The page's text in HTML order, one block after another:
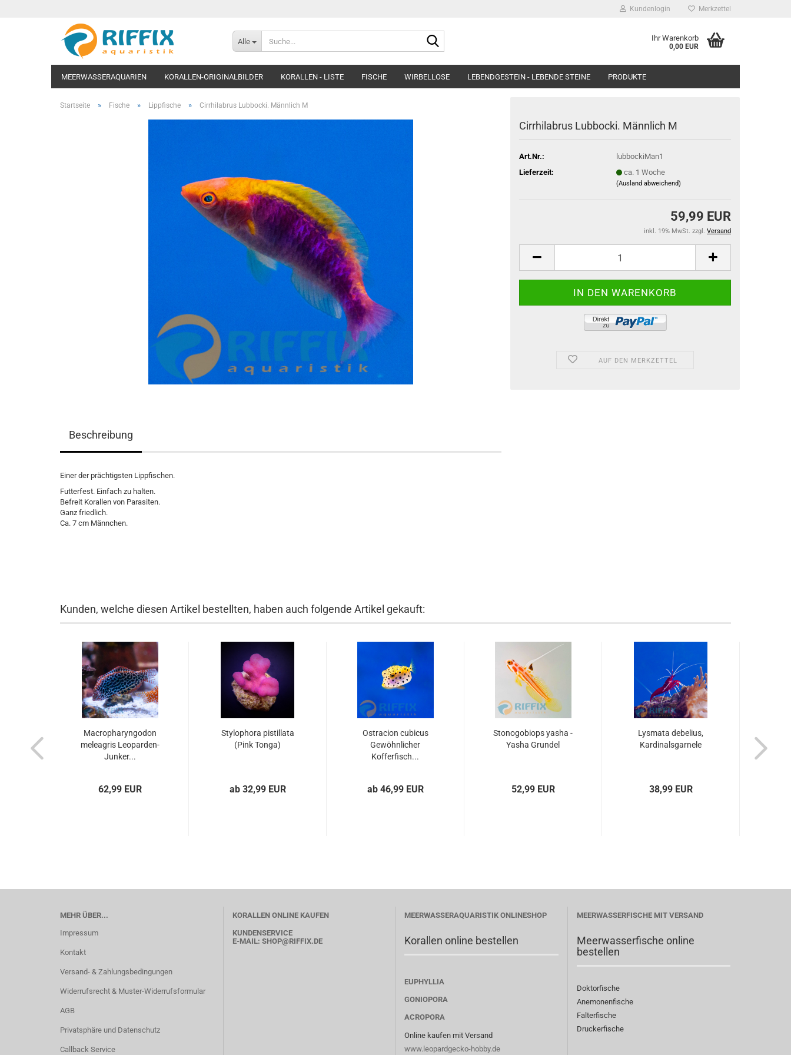
Kundenlogin Merkzettel
Alle Ihr Warenkorb
0,00 EUR
MEERWASSERAQUARIEN KORALLEN-ORIGINALBILDER KORALLEN - LISTE FISCHE WIRBELLOSE LEBENDGESTEIN - LEBENDE STEINE PRODUKTE
Startseite » Fische » Lippfische » Cirrhilabrus Lubbocki. Männlich M
Cirrhilabrus Lubbocki. Männlich M
Art.Nr.:
lubbockiMan1
Lieferzeit:
ca. 1 Woche
(Ausland abweichend)
59,99 EUR
inkl. 19% MwSt. zzgl. Versand
AUF DEN MERKZETTEL
Beschreibung
Einer der prächtigsten Lippfischen.
Futterfest. Einfach zu halten.
Befreit Korallen von Parasiten.
Ganz friedlich.
Ca. 7 cm Männchen.
Kunden, welche diesen Artikel bestellten, haben auch folgende Artikel gekauft:
Macropharyngodon
meleagris Leoparden-
Junker...
62,99 EUR
Stylophora pistillata
(Pink Tonga)
ab 32,99 EUR
Ostracion cubicus
Gewöhnlicher
Kofferfisch...
ab 46,99 EUR
Stonogobiops yasha -
Yasha Grundel
52,99 EUR
Lysmata debelius,
Kardinalsgarnele
38,99 EUR
MEHR ÜBER...
Impressum
Kontakt
Versand- & Zahlungsbedingungen
Widerrufsrecht & Muster-Widerrufsformular
AGB
Privatsphäre und Datenschutz
Callback Service
KORALLEN ONLINE KAUFEN
KUNDENSERVICE
E-MAIL: SHOP@RIFFIX.DE
MEERWASSERAQUARISTIK ONLINESHOP
Korallen online bestellen
EUPHYLLIA
GONIOPORA
ACROPORA
Online kaufen mit Versand
www.leopardgecko-hobby.de
MEERWASSERFISCHE MIT VERSAND
Meerwasserfische online
bestellen
Doktorfische
Anemonenfische
Falterfische
Druckerfische